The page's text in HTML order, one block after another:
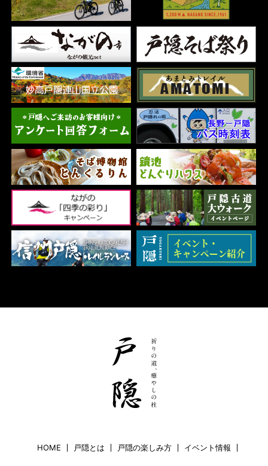
HOME 戸隠とは 戸隠の楽しみ方 イベント情報